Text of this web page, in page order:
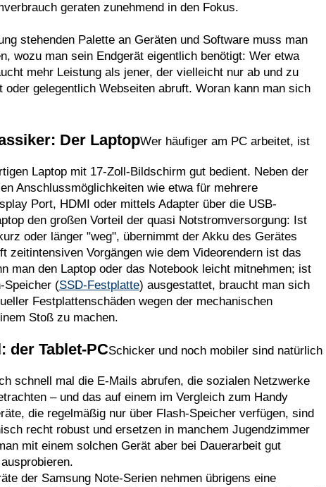
geraten zunehmend in den Fokus.
stehenden Palette an Geräten und Software muss man
wozu man sein Endgerät eigentlich benötigt: Wer etwa
mehr Leistung als jener, der vielleicht nur ab und zu
oder gelegentlich Webseiten abruft. Woran kann man sich
Der LaptopWer häufiger am PC arbeitet, ist
Laptop mit 17-Zoll-Bildschirm gut bedient. Neben der
Anschlussmöglichkeiten wie etwa für mehrere
Port, HDMI oder mittels Adapter über die USB-
den großen Vorteil der quasi Notstromversorgung: Ist
oder länger "weg", übernimmt der Akku des Gerätes
zeitintensiven Vorgängen wie dem Videorendern ist das
man den Laptop oder das Notebook leicht mitnehmen; ist
Speicher (SSD-Festplatte) ausgestattet, braucht man sich
Festplattenschäden wegen der mechanischen
Stoß zu machen.
der Tablet-PCSchicker und noch mobiler sind natürlich
schnell mal die E-Mails abrufen, die sozialen Netzwerke
– und das auf einem im Vergleich zum Handy
die regelmäßig nur über Flash-Speicher verfügen, sind
recht robust und ersetzen in manchem Jugendzimmer
mit einem solchen Gerät aber bei Dauerarbeit gut
der Samsung Note-Serien nehmen übrigens eine